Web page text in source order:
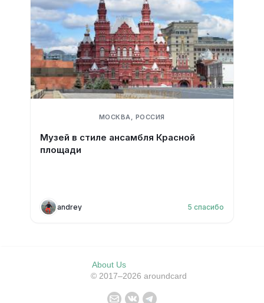
МОСКВА, РОССИЯ
Музей в стиле ансамбля Красной
площади
andrey 5 спасибо
About Us
© 2017–2026 aroundcard